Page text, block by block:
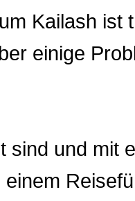
Kailash ist
einige
sind und mit